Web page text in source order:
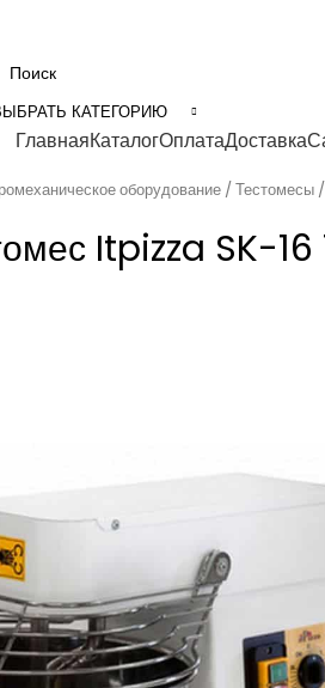
КАТЕГОРИЮ
ГлавнаяКаталогОплатаДоставка
оборудование Тестомесы
Itpizza SK-16